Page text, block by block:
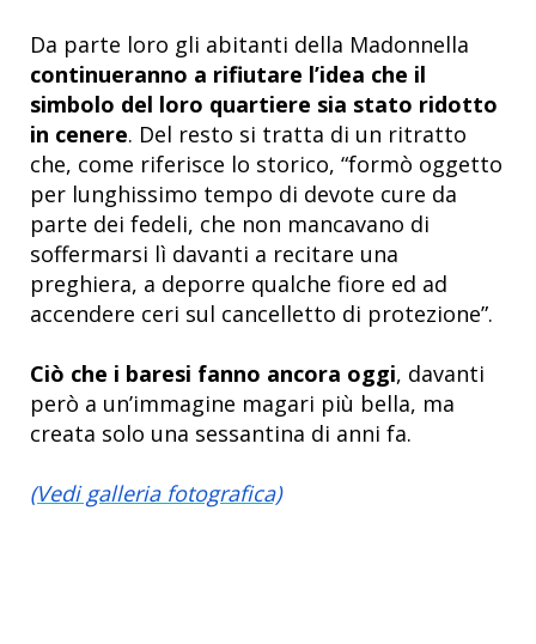
Da parte loro gli abitanti della Madonnella
continueranno a rifiutare l’idea che il
simbolo del loro quartiere sia stato ridotto
in cenere. Del resto si tratta di un ritratto
che, come riferisce lo storico, “formò oggetto
per lunghissimo tempo di devote cure da
parte dei fedeli, che non mancavano di
soffermarsi lì davanti a recitare una
preghiera, a deporre qualche fiore ed ad
accendere ceri sul cancelletto di protezione”.
Ciò che i baresi fanno ancora oggi, davanti
però a un’immagine magari più bella, ma
creata solo una sessantina di anni fa.
(Vedi galleria fotografica)